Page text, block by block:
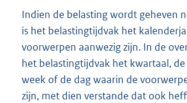
Indien de belasting wordt geheven
is het belastingtijdvak het
voorwerpen aanwezig zijn. In de
het belastingtijdvak het kwartaal,
week of de dag waarin de
zijn, met dien verstande dat ook